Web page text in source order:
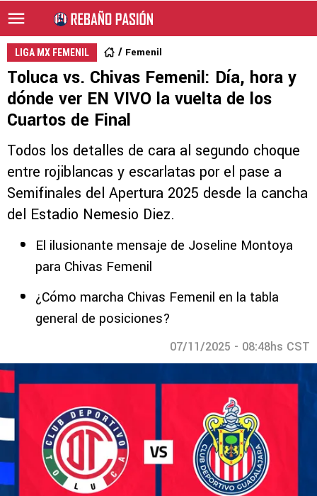
LIGA MX FEMENIL Femenil
Toluca vs. Chivas Femenil: Día, hora y
dónde ver EN VIVO la vuelta de los
Cuartos de Final
Todos los detalles de cara al segundo choque
entre rojiblancas y escarlatas por el pase a
Semifinales del Apertura 2025 desde la cancha
del Estadio Nemesio Diez.
El ilusionante mensaje de Joseline Montoya
para Chivas Femenil
¿Cómo marcha Chivas Femenil en la tabla
general de posiciones?
07/11/2025 - 08:48hs CST